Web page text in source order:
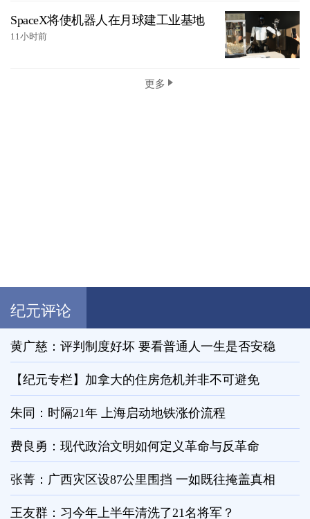
SpaceX将使机器人在月球建工业基地
11小时前
更多
纪元评论
黄广慈：评判制度好坏 要看普通人一生是否安稳
【纪元专栏】加拿大的住房危机并非不可避免
朱同：时隔21年 上海启动地铁涨价流程
费良勇：现代政治文明如何定义革命与反革命
张菁：广西灾区设87公里围挡 一如既往掩盖真相
王友群：习今年上半年清洗了21名将军？